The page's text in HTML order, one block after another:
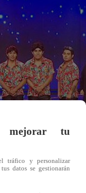
mejorar tu
tráfico y personalizar
, tus datos se gestionarán